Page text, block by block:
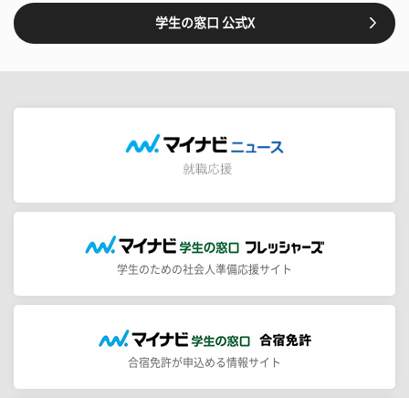
学生の窓口 公式X
学生のための社会人準備応援サイト
合宿免許が申込める情報サイト